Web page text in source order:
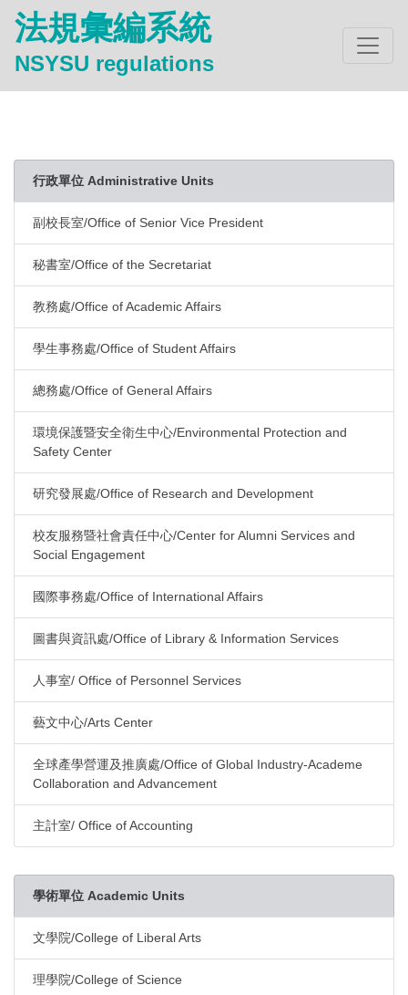
法規彙編系統
NSYSU regulations
行政單位 Administrative Units
副校長室/Office of Senior Vice President
秘書室/Office of the Secretariat
教務處/Office of Academic Affairs
學生事務處/Office of Student Affairs
總務處/Office of General Affairs
環境保護暨安全衛生中心/Environmental Protection and
Safety Center
研究發展處/Office of Research and Development
校友服務暨社會責任中心/Center for Alumni Services and
Social Engagement
國際事務處/Office of International Affairs
圖書與資訊處/Office of Library & Information Services
人事室/ Office of Personnel Services
藝文中心/Arts Center
全球產學營運及推廣處/Office of Global Industry-Academe
Collaboration and Advancement
主計室/ Office of Accounting
學術單位 Academic Units
文學院/College of Liberal Arts
理學院/College of Science